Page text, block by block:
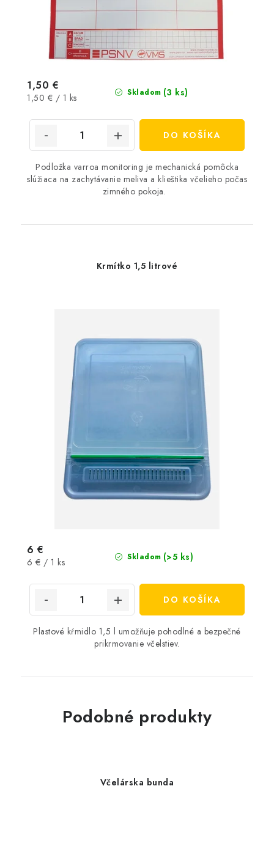
Skladom (3 ks)
1,50 €
Jednotková
1,50 € / 1 ks
DO KOŠÍKA
Podložka varroa monitoring je mechanická pomôcka
slúžiaca na zachytávanie meliva a klieštika včelieho počas
zimného pokoja.
Krmítko 1,5 litrové
Skladom (>5 ks)
6 €
Jednotková
6 € / 1 ks
DO KOŠÍKA
Plastové kŕmidlo 1,5 l umožňuje pohodlné a bezpečné
prikrmovanie včelstiev.
Podobné produkty
Včelárska bunda